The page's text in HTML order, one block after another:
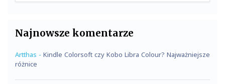
Najnowsze komentarze
Artthas - Kindle Colorsoft czy Kobo Libra Colour? Najważniejsze
różnice